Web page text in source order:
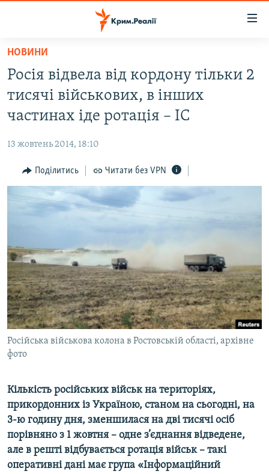
Перейти
основного
матеріалу
основної
Перейти
до
пошуку
ВОДА.КРИМ
ВІДЕО ТА ФОТО
БЛОГИ
ПОГЛЯД
ІНТЕРВ'Ю
ДЕПОРТАЦІЯ
ВІДЕОУРОКИ «ELIFBE»
СВІДЧЕННЯ ОКУПАЦІЇ
УКРАЇНСЬКА ПРОБЛЕМА КРИМУ
ІНФОГРАФІКА
ЯК ОБІЙТИ БЛОКУВАННЯ
Русский
Qırımtatar
ДОЛУЧАЙСЯ!
Усі сайти RFE/RL
НОВИНИ
Росія відвела від кордону тільки 2
тисячі військових, в інших
частинах іде ротація – ІС
13 жовтень 2014, 18:10
Поділитись Читати без VPN
Російська військова колона в Ростовській області, архівне
фото
Кількість російських військ на територіях,
прикордонних із Україною, станом на сьогодні, на
3-ю годину дня, зменшилася на дві тисячі осіб
порівняно з 1 жовтня – одне з’єднання відведене,
але в решті відбувається ротація військ – такі
оперативні дані має група «Інформаційний